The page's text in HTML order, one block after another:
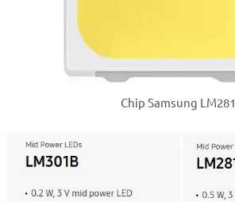
Chip Samsung LM281